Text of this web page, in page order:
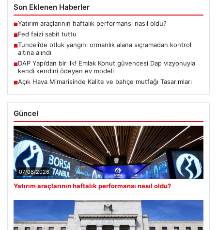
Son Eklenen Haberler
■Yatırım araçlarının haftalık performansı nasıl oldu?
■Fed faizi sabit tuttu
■Tunceli’de otluk yangını ormanlık alana sıçramadan kontrol
altına alındı
■DAP Yapı’dan bir ilk! Emlak Konut güvencesi Dap vizyonuyla
kendi kendini ödeyen ev modeli
■Açık Hava Mimarisinde Kalite ve bahçe mutfağı Tasarımları
Güncel
07/08/2026
Yatırım araçlarının haftalık performansı nasıl oldu?